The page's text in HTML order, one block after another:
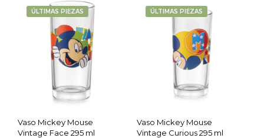
ÚLTIMAS PIEZAS
Vaso Mickey Mouse
Vintage Face 295 ml
ÚLTIMAS PIEZAS
Vaso Mickey Mouse
Vintage Curious 295 ml